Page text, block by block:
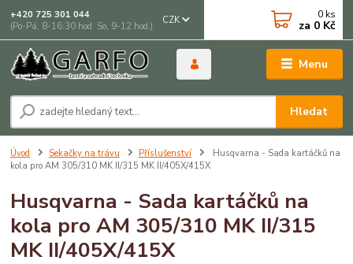
Menu
CZK
Hledat
+420 725 301 044
(Po-Pá, 8-16:30 hod. So, 9-12 hod.)
0 ks
za 0 Kč
Úvod Sekačky na trávu Příslušenství
Husqvarna - Sada kartáčků na
kola pro AM 305/310 MK II/315 MK II/405X/415X
Husqvarna - Sada kartáčků na
kola pro AM 305/310 MK II/315
MK II/405X/415X